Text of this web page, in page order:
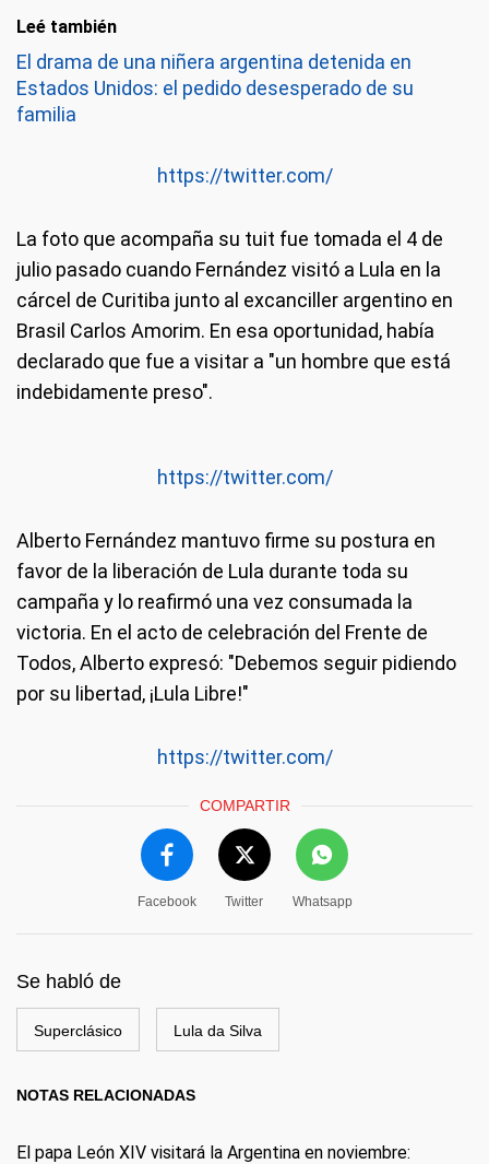
Leé también
El drama de una niñera argentina detenida en
Estados Unidos: el pedido desesperado de su
familia
https://twitter.com/
La foto que acompaña su tuit fue tomada el 4 de
julio pasado cuando Fernández visitó a Lula en la
cárcel de Curitiba junto al excanciller argentino en
Brasil Carlos Amorim. En esa oportunidad, había
declarado que fue a visitar a "un hombre que está
indebidamente preso".
https://twitter.com/
Alberto Fernández mantuvo firme su postura en
favor de la liberación de Lula durante toda su
campaña y lo reafirmó una vez consumada la
victoria. En el acto de celebración del Frente de
Todos, Alberto expresó: "Debemos seguir pidiendo
por su libertad, ¡Lula Libre!"
https://twitter.com/
COMPARTIR
Facebook Twitter Whatsapp
Se habló de
Superclásico Lula da Silva
NOTAS RELACIONADAS
El papa León XIV visitará la Argentina en noviembre: